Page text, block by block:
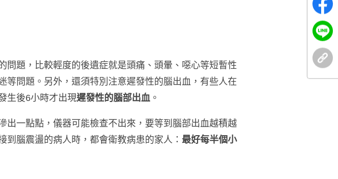
題，比較輕度的後遺症就是頭痛、頭暈、噁心等短暫性
等問題。另外，還須特別注意遲發性的腦出血，有些人在
生後6小時才出現遲發性的腦部出血 。
出一點點，儀器可能檢查不出來，要等到腦部出血越積越
腦震盪的病人時，都會衛教病患的家人： 最好每半個小